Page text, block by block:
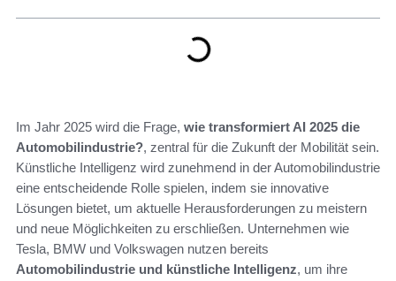
Im Jahr 2025 wird die Frage, wie transformiert AI 2025 die
Automobilindustrie?, zentral für die Zukunft der Mobilität sein.
Künstliche Intelligenz wird zunehmend in der Automobilindustrie
eine entscheidende Rolle spielen, indem sie innovative
Lösungen bietet, um aktuelle Herausforderungen zu meistern
und neue Möglichkeiten zu erschließen. Unternehmen wie
Tesla, BMW und Volkswagen nutzen bereits
Automobilindustrie und künstliche Intelligenz, um ihre